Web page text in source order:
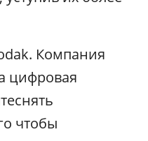
Компания
цифровая
чтобы